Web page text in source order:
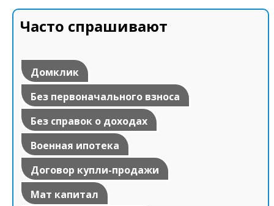
Часто спрашивают
Домклик
Без первоначального взноса
Без справок о доходах
Военная ипотека
Договор купли-продажи
Мат капитал